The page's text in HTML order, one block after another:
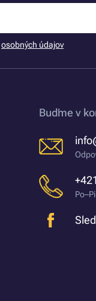
osobných údajov
Buďme v